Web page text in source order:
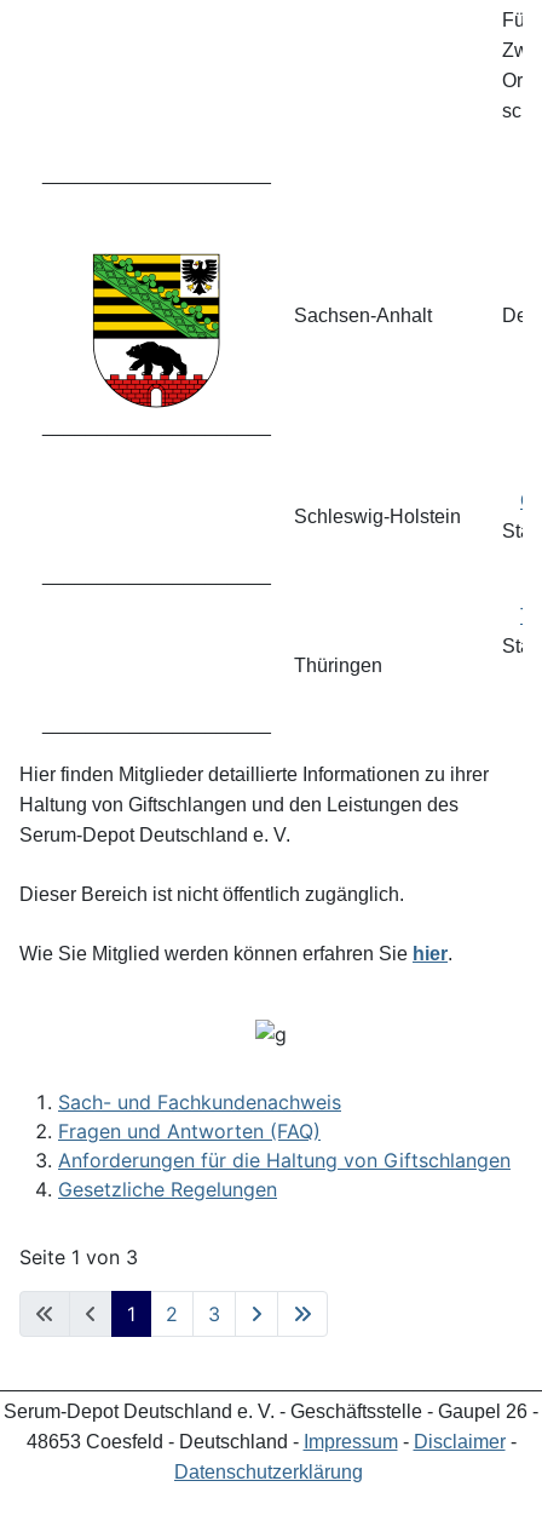
Für
Sachsen-Anhalt
Schleswig-Holstein
Thüringen
Hier finden Mitglieder detaillierte Informationen zu ihrer
Haltung von Giftschlangen und den Leistungen des
Serum-Depot Deutschland e. V.
Dieser Bereich ist nicht öffentlich zugänglich.
Wie Sie Mitglied werden können erfahren Sie hier.
Sach- und Fachkundenachweis
Fragen und Antworten (FAQ)
Anforderungen für die Haltung von Giftschlangen
Gesetzliche Regelungen
Seite 1 von 3
1 2 3
Serum-Depot Deutschland e. V. - Geschäftsstelle - Gaupel 26 -
48653 Coesfeld - Deutschland - Impressum- Disclaimer-
Datenschutzerklärung